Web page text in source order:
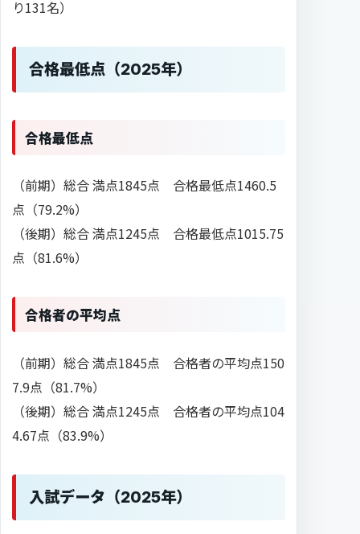
り131名）
合格最低点（2025年）
合格最低点
（前期）総合 満点1845点 合格最低点1460.5
点（79.2%）
（後期）総合 満点1245点 合格最低点1015.75
点（81.6%）
合格者の平均点
（前期）総合 満点1845点 合格者の平均点150
7.9点（81.7%）
（後期）総合 満点1245点 合格者の平均点104
4.67点（83.9%）
入試データ（2025年）